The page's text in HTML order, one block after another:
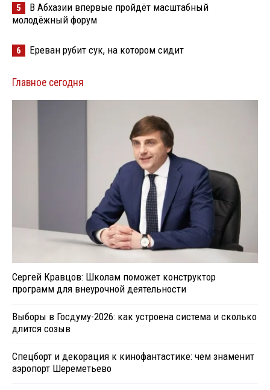
5
В Абхазии впервые пройдёт масштабный
молодёжный форум
6 Ереван рубит сук, на котором сидит
Главное сегодня
Сергей Кравцов: Школам поможет конструктор
программ для внеурочной деятельности
Выборы в Госдуму-2026: как устроена система и сколько
длится созыв
Спецборт и декорация к кинофантастике: чем знаменит
аэропорт Шереметьево